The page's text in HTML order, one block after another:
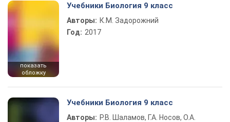
показать
обложку
Учебники Биология 9 класс
Авторы: К.М. Задорожний
Год: 2017
Учебники Биология 9 класс
Авторы: Р.В. Шаламов, Г.А. Носов, О.А.